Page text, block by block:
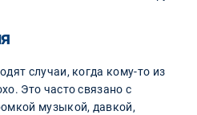
случаи, когда кому-то из
Это часто связано с
музыкой, давкой,